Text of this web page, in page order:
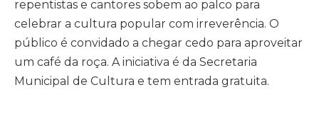
repentistas e cantores sobem ao palco para
celebrar a cultura popular com irreverência. O
público é convidado a chegar cedo para aproveitar
um café da roça. A iniciativa é da Secretaria
Municipal de Cultura e tem entrada gratuita.